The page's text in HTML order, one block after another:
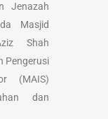
Jenazah
Masjid
Shah
Pengerusi
(MAIS)
dan